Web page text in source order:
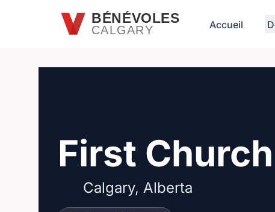
Passer au contenu principalBÉNÉVOLES
CALGARY Accueil
First
Calgary, Alberta